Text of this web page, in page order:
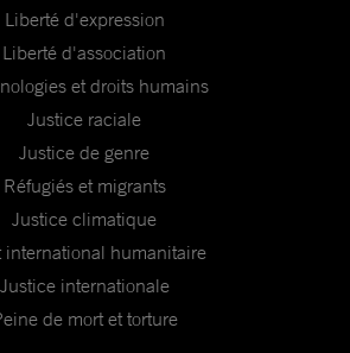
Liberté d'expression
Liberté d'association
et droits humains
Justice raciale
Justice de genre
Réfugiés et migrants
Justice climatique
international humanitaire
Justice internationale
de mort et torture